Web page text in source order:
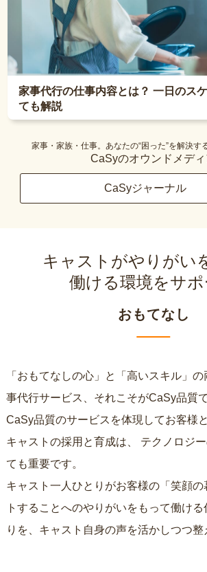
家事代行の仕事内容とは？ 一日のス
ても解説
家事・家族・仕事。あなたの“困った”を解決す
CaSyのオウンドメディ
CaSyジャーナル
キャストがやりがい
働ける環境をサポ
おもてなし
「おもてなしの心」と「高いスキル」
事代行サービス、それこそがCaSy品質で
CaSy品質のサービスを体現してお客様
キャストの採用と育成は、
ても重要です。
キャスト一人ひとりがお客様の「笑顔
トすることへのやりがいをもって働ける
りを、キャスト自身の声を活かしつつ整